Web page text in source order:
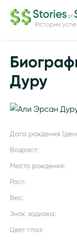
Истории
Дуру
Дата рождения
Возраст:
Место рождения:
Рост:
Вес:
Знак зодиака:
Цвет глаз: